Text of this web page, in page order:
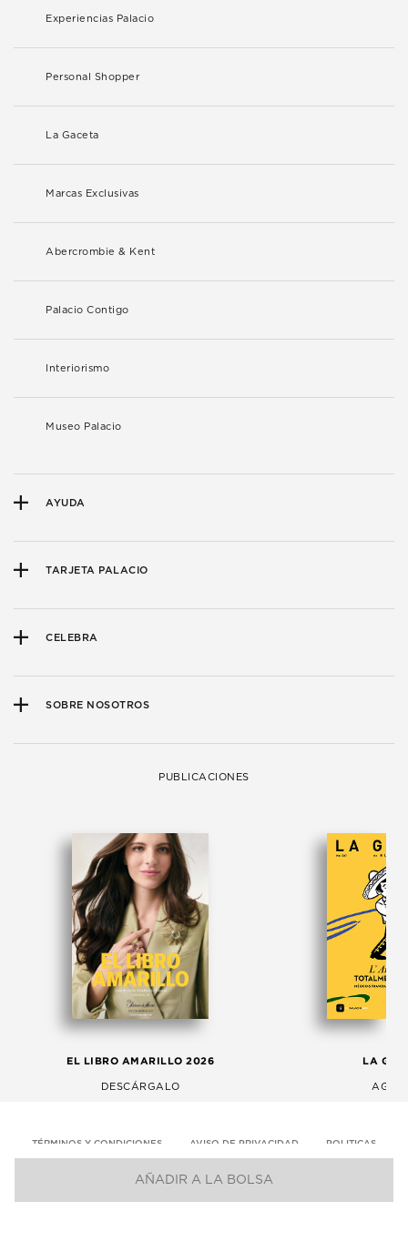
AÑADIR A LA BOLSA
Experiencias Palacio
Personal Shopper
La Gaceta
Marcas Exclusivas
Abercrombie & Kent
Palacio Contigo
Interiorismo
Museo Palacio
AYUDA
TARJETA PALACIO
CELEBRA
SOBRE NOSOTROS
PUBLICACIONES
EL LIBRO AMARILLO 2026
DESCÁRGALO
LA
TÉRMINOS Y CONDICIONES AVISO DE PRIVACIDAD POLITICAS